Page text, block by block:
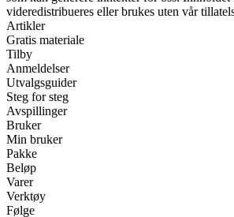
videredistribueres eller brukes uten vår
Artikler
Gratis materiale
Tilby
Anmeldelser
Utvalgsguider
Steg for steg
Avspillinger
Bruker
Min bruker
Pakke
Beløp
Varer
Verktøy
Følge